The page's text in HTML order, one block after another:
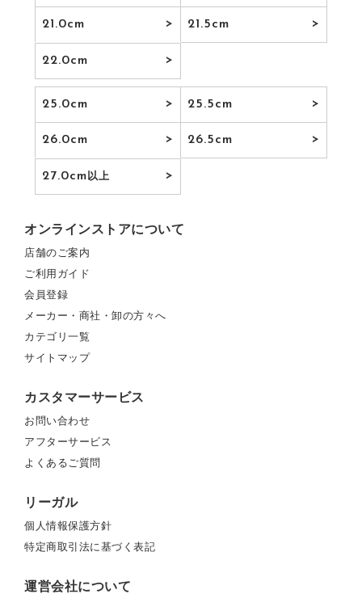
21.0cm 21.5cm
22.0cm
25.0cm 25.5cm
26.0cm 26.5cm
27.0cm以上
オンラインストアについて
店舗のご案内
ご利用ガイド
会員登録
メーカー・商社・卸の方々へ
カテゴリ一覧
サイトマップ
カスタマーサービス
お問い合わせ
アフターサービス
よくあるご質問
リーガル
個人情報保護方針
特定商取引法に基づく表記
運営会社について